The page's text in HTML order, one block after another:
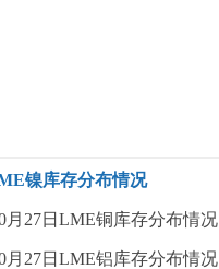
镍库存分布情况
月27日LME铜库存分布情况
月27日LME铝库存分布情况